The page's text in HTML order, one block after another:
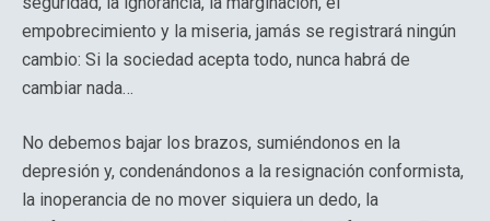
empobrecimiento y la miseria, jamás se registrará ningún
cambio: Si la sociedad acepta todo, nunca habrá de
cambiar nada…
No debemos bajar los brazos, sumiéndonos en la
depresión y, condenándonos a la resignación conformista,
la inoperancia de no mover siquiera un dedo, la